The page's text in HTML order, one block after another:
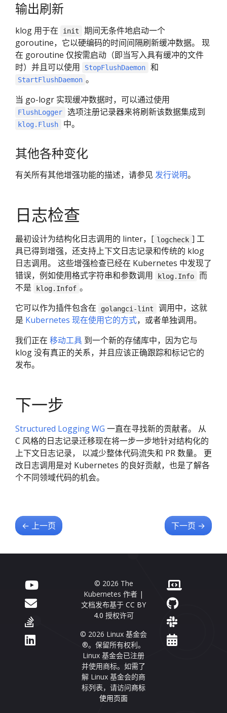
输出刷新
klog 用于在 init
期间无条件地启动一个
goroutine，它以硬编码的时间间隔刷新缓冲数据。 现
在 goroutine 仅按需启动（即当写入具有缓冲的文件
时）并且可以使用
StopFlushDaemon 和
StartFlushDaemon 。
当 go-logr 实现缓冲数据时，可以通过使用
FlushLogger 选项注册记录器来将刷新该数据集成到
klog.Flush 中。
其他各种变化
有关所有其他增强功能的描述，请参见 发行说明。
日志检查
最初设计为结构化日志调用的 linter，[ logcheck ] 工
具已得到增强，还支持上下文日志记录和传统的 klog
日志调用。 这些增强检查已经在 Kubernetes 中发现了
错误，例如使用格式字符串和参数调用
klog.Info
而
不是
klog.Infof 。
它可以作为插件包含在
golangci-lint
调用中，这就
是 Kubernetes 现在使用它的方式，或者单独调用。
我们正在 移动工具 到一个新的存储库中，因为它与
klog 没有真正的关系，并且应该正确跟踪和标记它的
发布。
下一步
Structured Logging WG 一直在寻找新的贡献者。 从
C 风格的日志记录迁移现在将一步一步地针对结构化的
上下文日志记录， 以减少整体代码流失和 PR 数量。 更
改日志调用是对 Kubernetes 的良好贡献，也是了解各
个不同领域代码的机会。
← 上一页 下一页 →
© 2026 The
Kubernetes 作者 |
文档发布基于 CC BY
4.0 授权许可
© 2026 Linux 基金会
®。保留所有权利。
Linux 基金会已注册
并使用商标。如需了
解 Linux 基金会的商
标列表，请访问商标
使用页面